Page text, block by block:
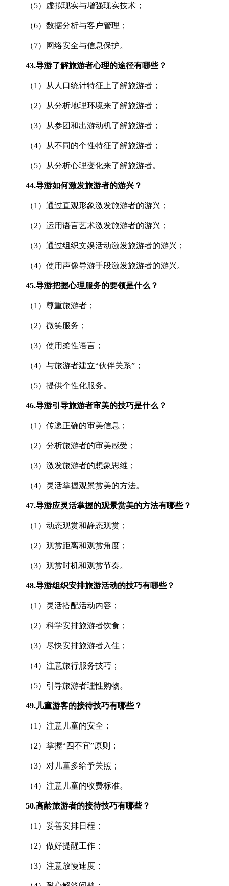
（5）虚拟现实与增强现实技术；
（6）数据分析与客户管理；
（7）网络安全与信息保护。
43.导游了解旅游者心理的途径有哪些？
（1）从人口统计特征上了解旅游者；
（2）从分析地理环境来了解旅游者；
（3）从参团和出游动机了解旅游者；
（4）从不同的个性特征了解旅游者；
（5）从分析心理变化来了解旅游者。
44.导游如何激发旅游者的游兴？
（1）通过直观形象激发旅游者的游兴；
（2）运用语言艺术激发旅游者的游兴；
（3）通过组织文娱活动激发旅游者的游兴；
（4）使用声像导游手段激发旅游者的游兴。
45.导游把握心理服务的要领是什么？
（1）尊重旅游者；
（2）微笑服务；
（3）使用柔性语言；
（4）与旅游者建立“伙伴关系”；
（5）提供个性化服务。
46.导游引导旅游者审美的技巧是什么？
（1）传递正确的审美信息；
（2）分析旅游者的审美感受；
（3）激发旅游者的想象思维；
（4）灵活掌握观景赏美的方法。
47.导游应灵活掌握的观景赏美的方法有哪些？
（1）动态观赏和静态观赏；
（2）观赏距离和观赏角度；
（3）观赏时机和观赏节奏。
48.导游组织安排旅游活动的技巧有哪些？
（1）灵活搭配活动内容；
（2）科学安排旅游者饮食；
（3）尽快安排旅游者入住；
（4）注意旅行服务技巧；
（5）引导旅游者理性购物。
49.儿童游客的接待技巧有哪些？
（1）注意儿童的安全；
（2）掌握“四不宜”原则；
（3）对儿童多给予关照；
（4）注意儿童的收费标准。
50.高龄旅游者的接待技巧有哪些？
（1）妥善安排日程；
（2）做好提醒工作；
（3）注意放慢速度；